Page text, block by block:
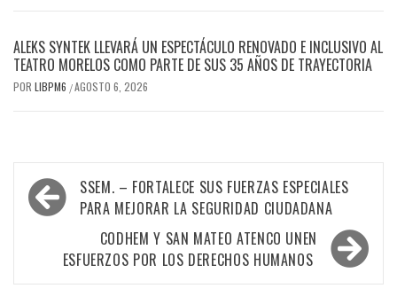
ALEKS SYNTEK LLEVARÁ UN ESPECTÁCULO RENOVADO E INCLUSIVO AL
TEATRO MORELOS COMO PARTE DE SUS 35 AÑOS DE TRAYECTORIA
POR LIBPM6 /AGOSTO 6, 2026
SSEM. – FORTALECE SUS FUERZAS ESPECIALES
PARA MEJORAR LA SEGURIDAD CIUDADANA
CODHEM Y SAN MATEO ATENCO UNEN
ESFUERZOS POR LOS DERECHOS HUMANOS